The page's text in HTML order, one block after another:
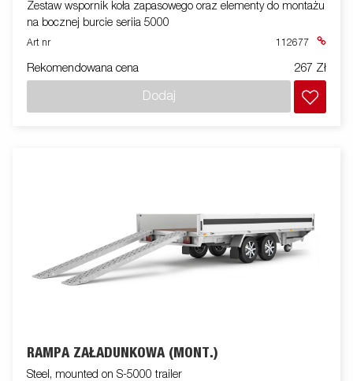
Zestaw wspornik koła zapasowego oraz elementy do montażu
na bocznej burcie seriia 5000
Art nr 112677
Rekomendowana cena 267 Zł
Dodaj
RAMPA ZAŁADUNKOWA (MONT.)
Steel, mounted on S-5000 trailer